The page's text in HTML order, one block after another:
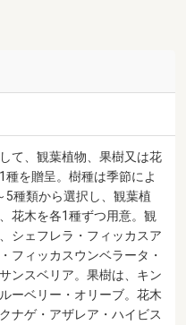
て、観葉植物、果樹又は花
種を贈呈。樹種は季節によ
5種類から選択し、観葉植
花木を各1種ずつ用意。観
シェフレラ・フィッカスア
フィッカスウンベラータ・
ンスベリア。果樹は、キン
ーベリー・オリーブ。花木
ナゲ・アザレア・ハイビス